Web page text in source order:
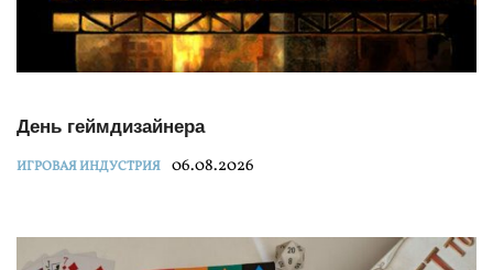
День геймдизайнера
ИГРОВАЯ ИНДУСТРИЯ 06.08.2026